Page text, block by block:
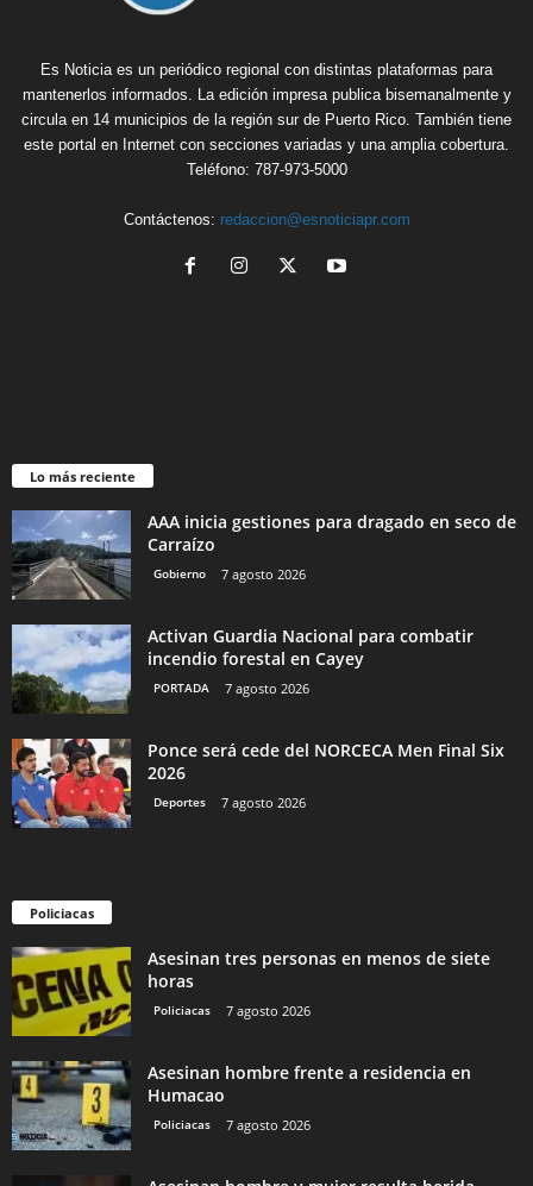
Es Noticia es un periódico regional con distintas plataformas para
mantenerlos informados. La edición impresa publica bisemanalmente y
circula en 14 municipios de la región sur de Puerto Rico. También tiene
este portal en Internet con secciones variadas y una amplia cobertura.
Teléfono: 787-973-5000
Contáctenos: redaccion@esnoticiapr.com
Lo más reciente
AAA inicia gestiones para dragado en seco de
Carraízo
Gobierno 7 agosto 2026
Activan Guardia Nacional para combatir
incendio forestal en Cayey
PORTADA 7 agosto 2026
Ponce será cede del NORCECA Men Final Six
2026
Deportes 7 agosto 2026
Policiacas
Asesinan tres personas en menos de siete
horas
Policiacas 7 agosto 2026
Asesinan hombre frente a residencia en
Humacao
Policiacas 7 agosto 2026